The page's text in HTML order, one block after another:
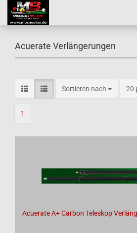
Acuerate Verlängerungen
Sortieren nach
Sortieren nach 20
pro
1
Acuerate A+ Carbon Teleskop